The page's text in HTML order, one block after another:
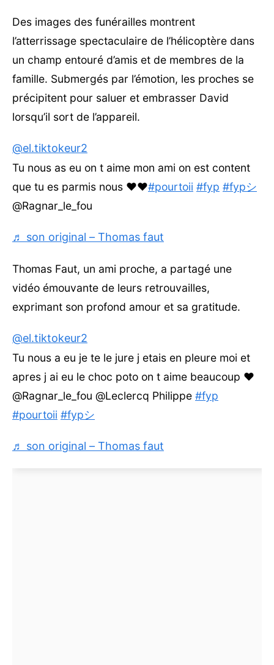
Des images des funérailles montrent
l’atterrissage spectaculaire de l’hélicoptère dans
un champ entouré d’amis et de membres de la
famille. Submergés par l’émotion, les proches se
précipitent pour saluer et embrasser David
lorsqu’il sort de l’appareil.
@el.tiktokeur2
Tu nous as eu on t aime mon ami on est content
que tu es parmis nous ❤️❤️#pourtoii #fyp #fypシ
@Ragnar_le_fou
♬ son original – Thomas faut
Thomas Faut, un ami proche, a partagé une
vidéo émouvante de leurs retrouvailles,
exprimant son profond amour et sa gratitude.
@el.tiktokeur2
Tu nous a eu je te le jure j etais en pleure moi et
apres j ai eu le choc poto on t aime beaucoup ❤️
@Ragnar_le_fou @Leclercq Philippe #fyp
#pourtoii #fypシ
♬ son original – Thomas faut